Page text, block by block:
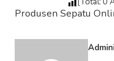
Produsen Sepatu